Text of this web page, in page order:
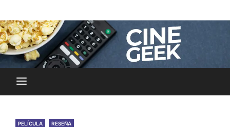
to
contentCine Geek
PELÍCULA RESEÑA